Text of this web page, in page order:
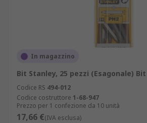
In magazzino
Bit Stanley, 25 pezzi (Esagonale) Bit
Codice RS 494-012
Codice costruttore 1-68-947
Prezzo per 1 confezione da 10 unità
17,66 €(IVA esclusa)